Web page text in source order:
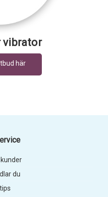
vibrator
kunder
du